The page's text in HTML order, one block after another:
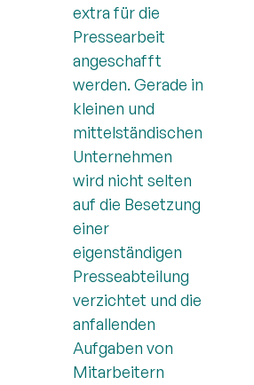
extra für die
Pressearbeit
angeschafft
werden. Gerade in
kleinen und
mittelständischen
Unternehmen
wird nicht selten
auf die Besetzung
einer
eigenständigen
Presseabteilung
verzichtet und die
anfallenden
Aufgaben von
Mitarbeitern